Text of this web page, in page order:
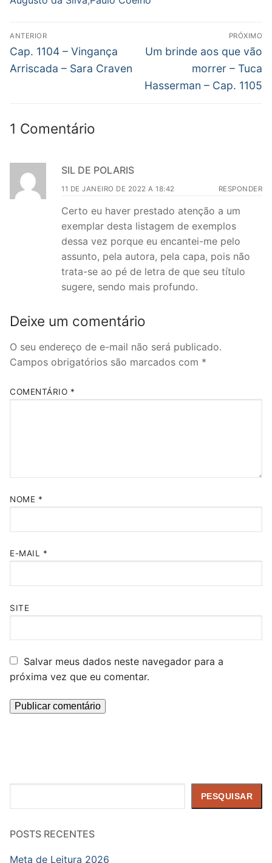
Navegação
de
Post
ANTERIOR
Post
anterior:
Cap. 1104 – Vingança
Arriscada – Sara Craven
PRÓXIMO
Próximo
Um brinde aos que vão
morrer – Tuca
Hasserman – Cap. 1105
1 Comentário
SIL DE POLARIS
11 DE JANEIRO DE 2022 A 18:42 RESPONDER
Certo eu haver prestado atenção a um
exemplar desta listagem de exemplos
dessa vez porque eu encantei-me pelo
assunto, pela autora, pela capa, pois não
trata-se ao pé de letra de que seu título
sugere, sendo mais profundo.
Deixe um comentário
O seu endereço de e-mail não será publicado.
Campos obrigatórios são marcados com *
COMENTÁRIO *
NOME *
E-MAIL *
SITE
Salvar meus dados neste navegador para a
próxima vez que eu comentar.
PESQUISAR
POSTS RECENTES
Meta de Leitura 2026